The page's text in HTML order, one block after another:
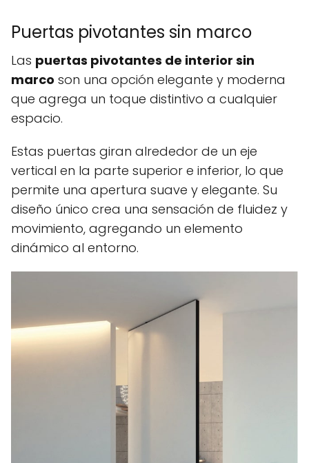
Puertas pivotantes sin marco
Las puertas pivotantes de interior sin
marco son una opción elegante y moderna
que agrega un toque distintivo a cualquier
espacio.
Estas puertas giran alrededor de un eje
vertical en la parte superior e inferior, lo que
permite una apertura suave y elegante. Su
diseño único crea una sensación de fluidez y
movimiento, agregando un elemento
dinámico al entorno.